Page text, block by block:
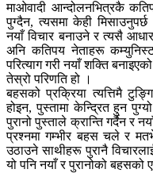
माओवादी आन्दोलनभित्रकै
पुग्दैन, त्यसमा केही मिसाउनुपर्छ
नयाँ विचार बनाउने र त्यसै
अनि कतिपय नेताहरू कम्युनिस्ट
परित्याग गरी नयाँ शक्ति
तेस्रो परिणति हो ।
बहसको प्रक्रिया त्यत्तिमै
होइन, पुस्तामा केन्द्रित हुन
पुरानो पुस्ताले क्रान्ति गर्दैन र
प्रश्नमा गम्भीर बहस चले र
उठाउने साथीहरू पुरानै
यो पनि नयाँ र पुरानोको बहसको